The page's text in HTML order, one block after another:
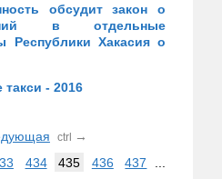
обсудит закон о
в отдельные
Республики Хакасия о
- 2016
ctrl →
434 435 436 437